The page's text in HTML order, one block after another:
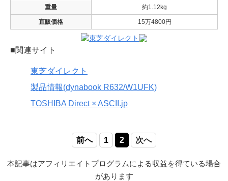
重量 約1.12kg
直販価格 15万4800円
■関連サイト
東芝ダイレクト
製品情報(dynabook R632/W1UFK)
TOSHIBA Direct × ASCII.jp
前へ 1 2 次へ
本記事はアフィリエイトプログラムによる収益を得ている場合
があります